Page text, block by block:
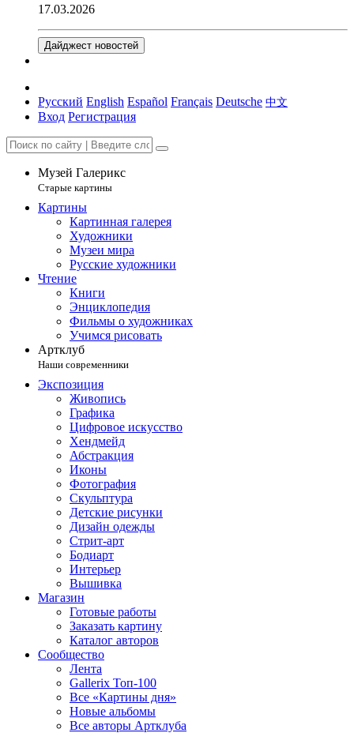
17.03.2026
Дайджест новостей
Русский English Español Français Deutsche 中文
Вход Регистрация
Музей Галерикс
Старые картины
Картины
Картинная галерея
Художники
Музеи мира
Русские художники
Чтение
Книги
Энциклопедия
Фильмы о художниках
Учимся рисовать
Артклуб
Наши современники
Экспозиция
Живопись
Графика
Цифровое искусство
Хендмейд
Абстракция
Иконы
Фотография
Скульптура
Детские рисунки
Дизайн одежды
Стрит-арт
Бодиарт
Интерьер
Вышивка
Магазин
Готовые работы
Заказать картину
Каталог авторов
Сообщество
Лента
Gallerix Топ-100
Все «Картины дня»
Новые альбомы
Все авторы Артклуба